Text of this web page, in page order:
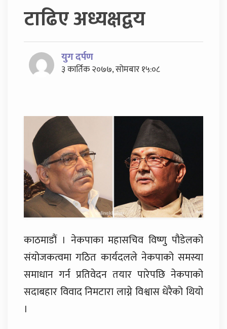
टाढिए अध्यक्षद्वय
युग दर्पण
३ कार्तिक २०७७, सोमबार १५:०८
काठमाडौं । नेकपाका महासचिव विष्णु पौडेलको
संयोजकत्वमा गठित कार्यदलले नेकपाको समस्या
समाधान गर्न प्रतिवेदन तयार पारेपछि नेकपाको
सदाबहार विवाद निमटारा लाग्ने विश्वास धेरैको थियो
।